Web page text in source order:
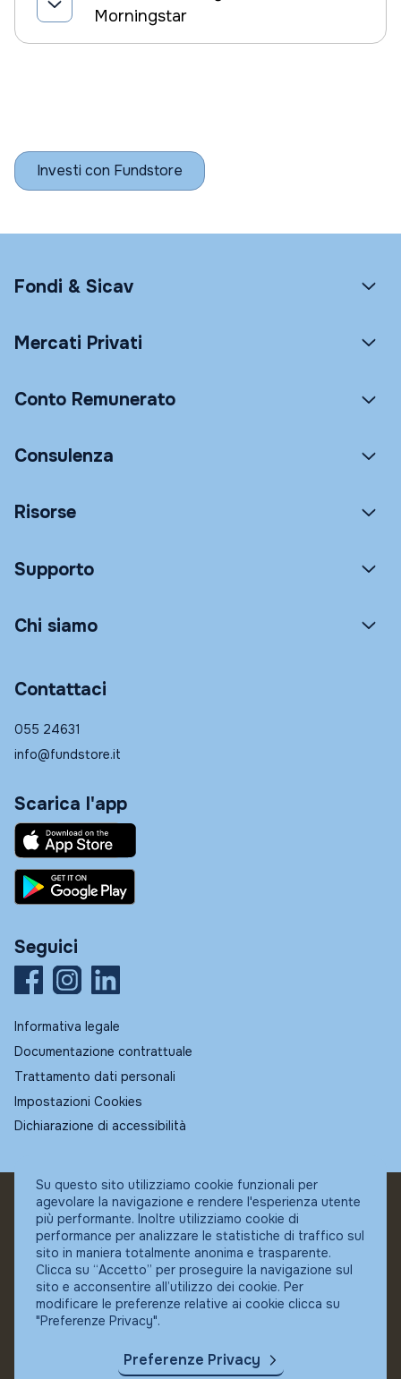
Morningstar
Investi con Fundstore
Fondi & Sicav
Mercati Privati
Conto Remunerato
Consulenza
Risorse
Supporto
Chi siamo
Contattaci
055 24631
info@fundstore.it
Scarica l'app
Seguici
Informativa legale
Documentazione contrattuale
Trattamento dati personali
Impostazioni Cookies
Dichiarazione di accessibilità
© Fundstore
Collocatore autorizzato:
Banca Ifigest SpA
P.Iva: 04337180485
Su questo sito utilizziamo cookie funzionali per
agevolare la navigazione e rendere l'esperienza utente
più performante. Inoltre utilizziamo cookie di
performance per analizzare le statistiche di traffico sul
sito in maniera totalmente anonima e trasparente.
Clicca su “Accetto” per proseguire la navigazione sul
sito e acconsentire all’utilizzo dei cookie. Per
modificare le preferenze relative ai cookie clicca su
"Preferenze Privacy".
Preferenze Privacy